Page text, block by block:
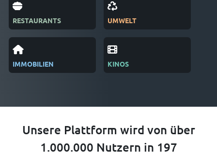
RESTAURANTS
IMMOBILIEN
UMWELT
KINOS
Unsere Plattform wird von über
1.000.000 Nutzern in 197